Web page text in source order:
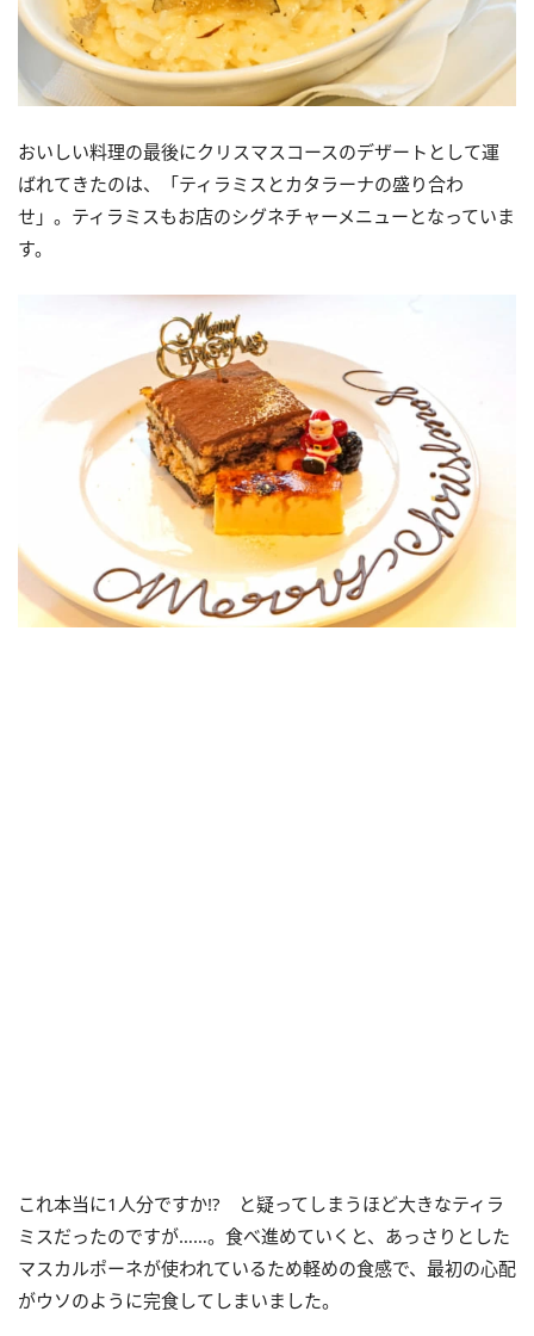
おいしい料理の最後にクリスマスコースのデザートとして運
ばれてきたのは、「ティラミスとカタラーナの盛り合わ
せ」。ティラミスもお店のシグネチャーメニューとなっていま
す。
これ本当に1人分ですか!? と疑ってしまうほど大きなティラ
ミスだったのですが……。食べ進めていくと、あっさりとした
マスカルポーネが使われているため軽めの食感で、最初の心配
がウソのように完食してしまいました。